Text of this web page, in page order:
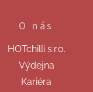
O nás
HOTchilli s.r.o.
Výdejna
Kariéra